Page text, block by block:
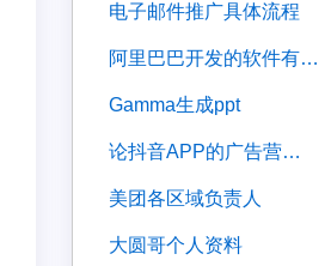
电子邮件推广具体流程
阿里巴巴开发的软件有哪些
gamma生成ppt
论抖音APP的广告营销策略
美团各区域负责人
大圆哥个人资料